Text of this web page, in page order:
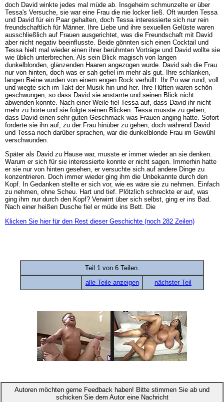
doch David winkte jedes mal müde ab. Insgeheim schmunzelte er über
Tessa's Versuche, sie war eine Frau die nie locker ließ. Oft wurden Tessa
und David für ein Paar gehalten, doch Tessa interessierte sich nur rein
freundschaftlich für Männer. Ihre Liebe und ihre sexuellen Gelüste waren
ausschließlich auf Frauen ausgerichtet, was die Freundschaft mit David
aber nicht negativ beeinflusste. Beide gönnten sich einen Cocktail und
Tessa hielt mal wieder einen ihrer berühmten Vorträge und David wollte sie
wie üblich unterbrechen. Als sein Blick magisch von langen
dunkelblonden, glänzenden Haaren angezogen wurde. David sah die Frau
nur von hinten, doch was er sah gefiel im mehr als gut. Ihre schlanken,
langen Beine wurden von einem engen Rock verhüllt. Ihr Po war rund, voll
und wiegte sich im Takt der Musik hin und her. Ihre Hüften waren schön
geschwungen, so dass David sie anstarrte und seinen Blick nicht
abwenden konnte. Nach einer Weile fiel Tessa auf, dass David ihr nicht
mehr zu hörte und sie folgte seinen Blicken. Tessa musste zu geben,
dass David einen sehr guten Geschmack was Frauen anging hatte. Sofort
forderte sie ihn auf, zu der Frau hinüber zu gehen, doch während David
und Tessa noch darüber sprachen, war die dunkelblonde Frau im Gewühl
verschwunden.
Später als David zu Hause war, musste er immer wieder an sie denken.
Warum er sich für sie interessierte konnte er nicht sagen. Immerhin hatte
er sie nur von hinten gesehen, er versuchte sich auf andere Dinge zu
konzentrieren. Doch immer wieder ging ihm die Unbekannte durch den
Kopf. In Gedanken stellte er sich vor, wie es wäre sie zu nehmen. Einfach
zu nehmen, ohne Scheu. Hart und tief. Plötzlich schreckte er auf, was
ging ihm nur durch den Kopf? Verwirrt über sich selbst, ging er ins Bad.
Nach einer heißen Dusche fiel er müde ins Bett. Die
Klicken Sie hier für den Rest dieser Geschichte (noch 282 Zeilen)
Teil 1 von 6 Teilen.
alle Teile anzeigen
nächster Teil
Autoren möchten gerne Feedback haben! Bitte stimmen Sie ab und
schicken Sie dem Autor eine Nachricht